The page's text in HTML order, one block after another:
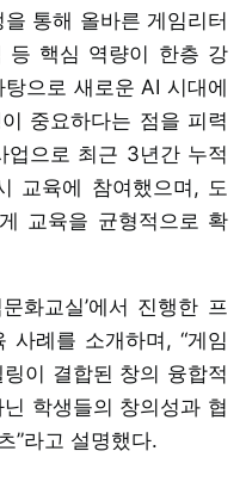
통해 올바른 게임리터
등 핵심 역량이 한층 강
으로 새로운 AI 시대에
중요하다는 점을 피력
업으로 최근 3년간 누적
교육에 참여했으며, 도
교육을 균형적으로 확
화교실’에서 진행한 프
사례를 소개하며, “게임
이 결합된 창의 융합적
학생들의 창의성과 협
”라고 설명했다.